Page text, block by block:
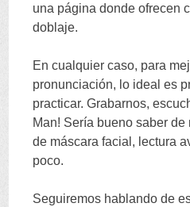
una página donde ofrecen
doblaje.
En cualquier caso, para
pronunciación, lo ideal es
practicar.Grabarnos,
Man! Sería bueno saber de
de máscara facial , lectura
poco.
Seguiremos hablando de